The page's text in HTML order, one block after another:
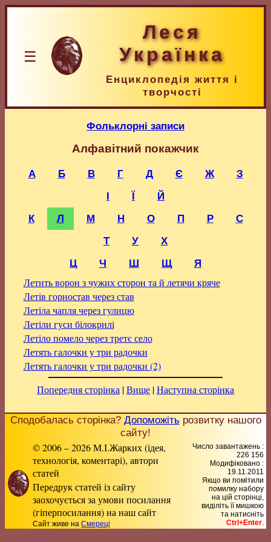
☰
Леся
Українка
Енциклопедія життя і
творчості
Фольклорні записи
Алфавітний покажчик
А Б В Г Д Є Ж
З
І
Ї
Й
К
Л М Н О П Р
С
Т
У
Х
Ц
Ч Ш Щ Я
Летить ворон з чужих сторон та й летячи кряче
Летів горностав через став
Летіла чапля через гулицю
Летіли гуси білокрилі
Летіло помело через третє село
Летять галочки у три радочки
Летять галочки у три радочки (2)
Попередня сторінка |Вище |Наступна сторінка
Сподобалась сторінка? Допоможітьрозвитку нашого
сайту!
© 2006 – 2026 М.І.Жарких (ідея,
технологія, коментарі), автори
статей
Передрук статей із сайту
заохочується за умови посилання
(гіперпосилання) на наш сайт
Сайт живе на Смереці
Число завантажень :
226 156
Модифіковано :
19.11.2011
Якщо ви помітили
помилку набору
на цiй сторiнцi,
видiлiть її мишкою
та натисніть
Ctrl+Enter.